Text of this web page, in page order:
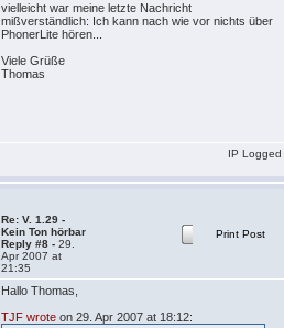
vielleicht war meine letzte Nachricht
mißverständlich: Ich kann nach wie vor nichts über
PhonerLite hören...
Viele Grüße
Thomas
IP Logged
Re: V. 1.29 -
Kein Ton hörbar
Reply #8 - 29.
Apr 2007 at
21:35
Print Post
Hallo Thomas,
TJF wrote on 29. Apr 2007 at 18:12: